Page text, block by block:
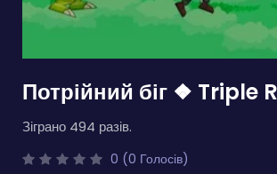
Потрійний біг ❖ Triple
Зіграно 494 разів.
0 (0 Голосів)